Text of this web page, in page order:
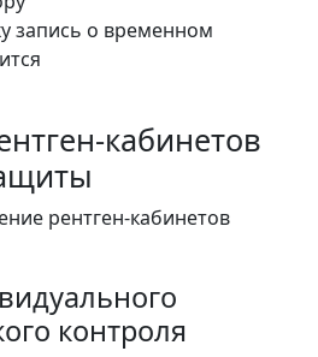
запись о временном
кабинетов
рентген-кабинетов
контроля